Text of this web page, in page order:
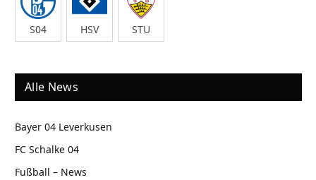
S04 HSV STU
Alle News
Bayer 04 Leverkusen
FC Schalke 04
Fußball – News